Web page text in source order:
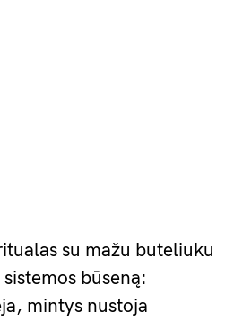
su mažu buteliuku
būseną:
mintys nustoja